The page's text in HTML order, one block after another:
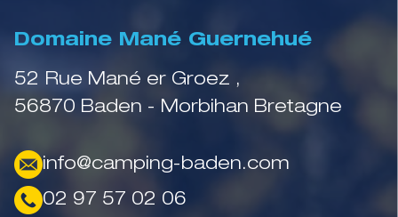
Domaine Mané Guernehué
52 Rue Mané er Groez ,
56870 Baden - Morbihan Bretagne
info@camping-baden.com
02 97 57 02 06